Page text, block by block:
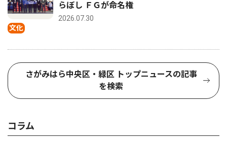
文化
らぼし ＦＧが命名権
2026.07.30
さがみはら中央区・緑区 トップニュースの記事
を検索
コラム